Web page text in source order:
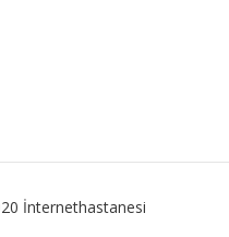
İnternethastanesi